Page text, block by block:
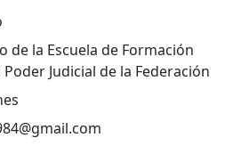
de la Escuela de Formación
Poder Judicial de la Federación